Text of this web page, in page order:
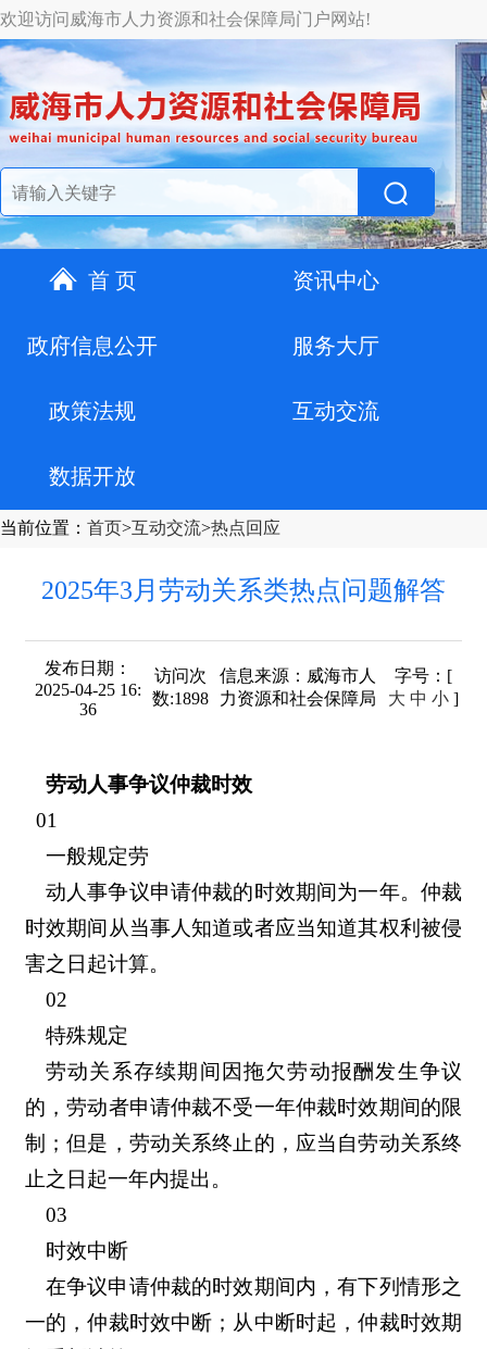
欢迎访问威海市人力资源和社会保障局门户网站!
首 页 资讯中心
政府信息公开 服务大厅
政策法规 互动交流
数据开放
当前位置 ： 首页>互动交流>热点回应
2025年3月劳动关系类热点问题解答
发布日期：
2025-04-25 16:
36
访问次
数:1898
信息来源： 威海市人
力资源和社会保障局
字号：[
大 中 小]
劳动人事争议仲裁时效
01
一般规定劳
动人事争议申请仲裁的时效期间为一年。仲裁
时效期间从当事人知道或者应当知道其权利被侵
害之日起计算。
02
特殊规定
劳动关系存续期间因拖欠劳动报酬发生争议
的，劳动者申请仲裁不受一年仲裁时效期间的限
制；但是，劳动关系终止的，应当自劳动关系终
止之日起一年内提出。
03
时效中断
在争议申请仲裁的时效期间内，有下列情形之
一的，仲裁时效中断；从中断时起，仲裁时效期